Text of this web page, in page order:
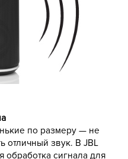
по размеру — не
отличный звук. В JBL
обработка сигнала для